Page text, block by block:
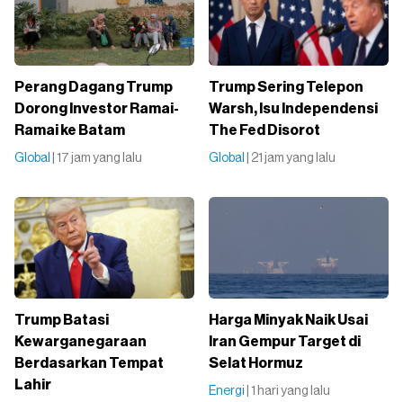
Perang Dagang Trump
Dorong Investor Ramai-
Ramai ke Batam
Global | 17 jam yang lalu
Trump Sering Telepon
Warsh, Isu Independensi
The Fed Disorot
Global | 21 jam yang lalu
Trump Batasi
Kewarganegaraan
Berdasarkan Tempat
Lahir
Harga Minyak Naik Usai
Iran Gempur Target di
Selat Hormuz
Energi | 1 hari yang lalu